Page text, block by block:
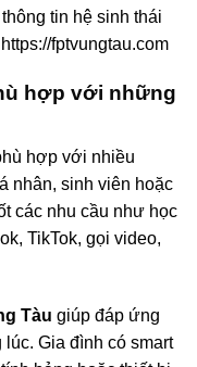
tin hệ sinh thái
fptvungtau.com
hợp với những
hợp với nhiều
nhân, sinh viên hoặc
các nhu cầu như học
TikTok, gọi video,
Tàu giúp đáp ứng
Gia đình có smart